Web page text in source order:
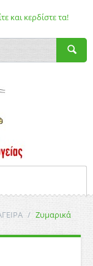
και κερδίστε τα!
/ Ζυμαρικά